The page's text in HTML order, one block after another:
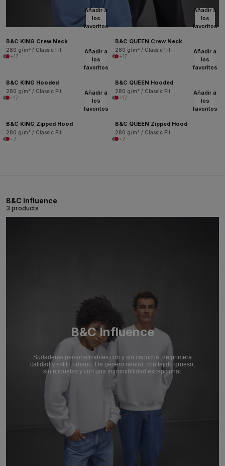
Añadir a
los
favoritos
B&C KING Crew Neck
280 g/m² / Classic Fit
+17
Añadir a
los
favoritos
B&C QUEEN Crew Neck
280 g/m² / Classic Fit
+17
Añadir a
los
favoritos
B&C KING Hooded
280 g/m² / Classic Fit
+17
Añadir a
los
favoritos
B&C QUEEN Hooded
280 g/m² / Classic Fit
+17
Añadir a
los
favoritos
B&C KING Zipped Hood
280 g/m² / Classic Fit
+7
Añadir a
los
favoritos
B&C QUEEN Zipped Hood
280 g/m² / Classic Fit
+7
B&C Influence
3 products
B&C Influence
Sudaderas personalizables con y sin capucha, de primera
calidad y estilo urbano. De género neutro, con tejido grueso,
sin etiquetas y con una imprimibilidad excepcional.